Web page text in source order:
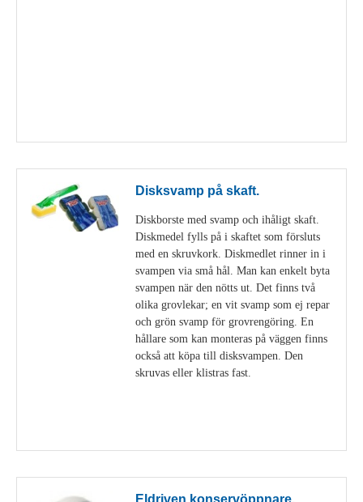
Disksvamp på skaft.
Diskborste med svamp och ihåligt skaft.
Diskmedel fylls på i skaftet som försluts
med en skruvkork. Diskmedlet rinner in i
svampen via små hål. Man kan enkelt byta
svampen när den nötts ut. Det finns två
olika grovlekar; en vit svamp som ej repar
och grön svamp för grovrengöring. En
hållare som kan monteras på väggen finns
också att köpa till disksvampen. Den
skruvas eller klistras fast.
Eldriven konservöppnare.